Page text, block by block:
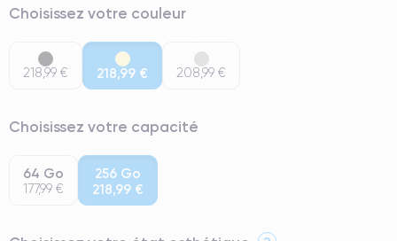
Choisissez votre couleur
218,99 € 218,99 € 208,99 €
Choisissez votre capacité
64 Go
177,99 €
256 Go
218,99 €